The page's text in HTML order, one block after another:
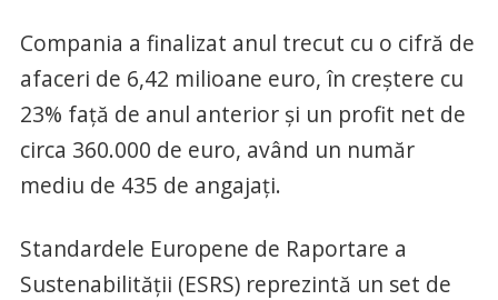
Compania a finalizat anul trecut cu o cifră de
afaceri de 6,42 milioane euro, în creștere cu
23% față de anul anterior și un profit net de
circa 360.000 de euro, având un număr
mediu de 435 de angajați.
Standardele Europene de Raportare a
Sustenabilității (ESRS) reprezintă un set de